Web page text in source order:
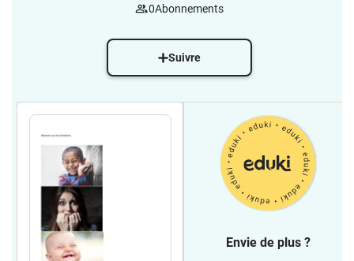
0Abonnements
Suivre
Envie de plus ?